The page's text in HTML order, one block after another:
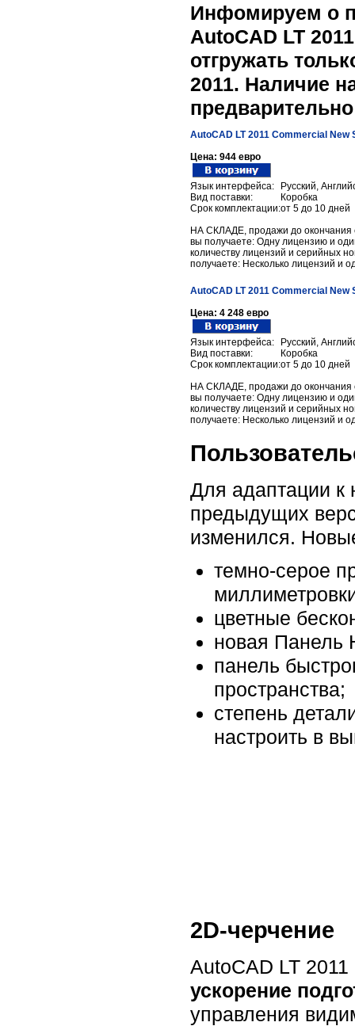
Инфомируем о
AutoCAD LT
отгружать
2011. Наличие
AutoCAD LT 2011 Commercial New
Цена: 944 евро
Язык интерфейса:
Русский,
Вид поставки:
Коробка
Срок комплектации:от 5 до 10 дней
НА СКЛАДЕ, продажи до окончания
вы получаете: Одну лицензию и
количеству лицензий и серийных
получаете: Несколько лицензий и
AutoCAD LT 2011 Commercial New
Цена: 4 248 евро
Язык интерфейса:
Русский,
Вид поставки:
Коробка
Срок комплектации:от 5 до 10 дней
НА СКЛАДЕ, продажи до окончания
вы получаете: Одну лицензию и
количеству лицензий и серийных
получаете: Несколько лицензий и
Для адаптации к
предыдущих
изменился.
темно-серое
цветные
новая Панель
панель
пространства;
степень
настроить в
2D-черчение
AutoCAD LT
ускорение
управления